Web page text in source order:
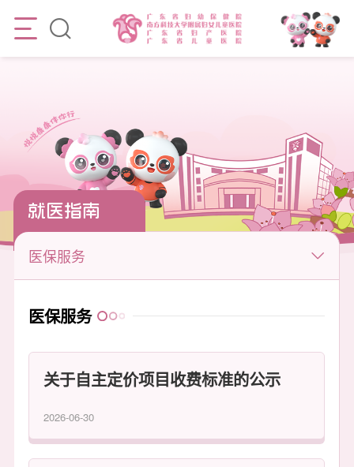
医保服务
就医指南
医保服务
关于自主定价项目收费标准的公示
2026-06-30